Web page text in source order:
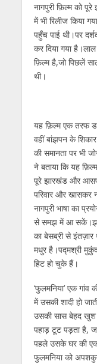
नागपुरी फ़िल्म को
में भी रिलीज किया
पहुँच पाई थी।पर
कर दिया गया
फ़िल्म है,जो पिछलें
थी।
यह फ़िल्म एक तरफ
वहीं बांझपन के
की समानता पर भी
ने बताया कि यह
पूरे झारखंड और
परिवार और खासकर
नागपुरी भाषा का
से समझ में आ
का बेसब्री से इंतज़ार
मधुर है।पद्मश्री मुकुंद
हिट हो चुके हैं।
‘फुलमनिया’ एक
में उसकी शादी हो
उसकी सास बेहद खुश
पहाड़ टूट पड़ता है,
पहले उसके घर की एक
फुलमनिया को